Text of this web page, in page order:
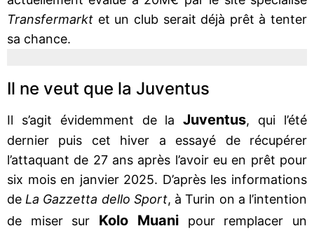
Transfermarkt et un club serait déjà prêt à tenter
sa chance.
Il ne veut que la Juventus
Il s’agit évidemment de laJuventus, qui l’été
dernier puis cet hiver a essayé de récupérer
l’attaquant de 27 ans après l’avoir eu en prêt pour
six mois en janvier 2025. D’après les informations
de La Gazzetta dello Sport, à Turin on a l’intention
de miser sur Kolo Muanipour remplacer un